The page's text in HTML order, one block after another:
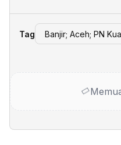
Tag Banjir; Aceh; PN